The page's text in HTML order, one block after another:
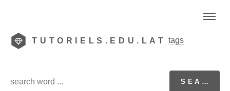
TUTORIELS.EDU.LAT tags